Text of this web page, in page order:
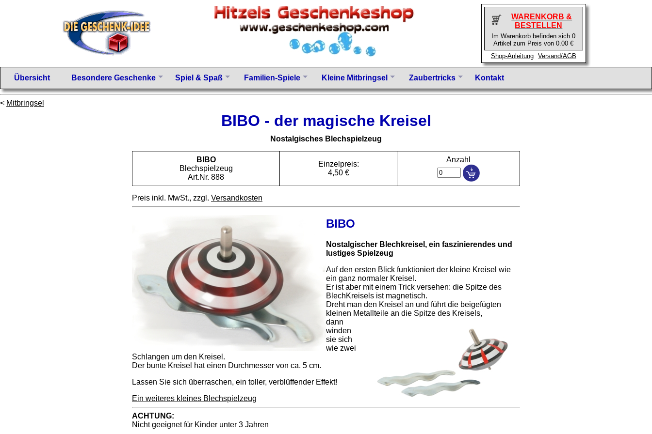
WARENKORB &
BESTELLEN
Im Warenkorb befinden sich 0
Artikel zum Preis von 0.00 €
Shop-Anleitung
Versand/AGB
Übersicht Besondere Geschenke Spiel & Spaß Familien-Spiele Kleine Mitbringsel Zaubertricks Kontakt
< Mitbringsel
BIBO - der magische Kreisel
Nostalgisches Blechspielzeug
BIBO
Blechspielzeug
Art.Nr. 888
Einzelpreis:
4,50 €
Anzahl
Preis inkl. MwSt., zzgl. Versandkosten
BIBO
Nostalgischer Blechkreisel, ein faszinierendes und
lustiges Spielzeug
Auf den ersten Blick funktioniert der kleine Kreisel wie
ein ganz normaler Kreisel.
Er ist aber mit einem Trick versehen: die Spitze des
BlechKreisels ist magnetisch.
Dreht man den Kreisel an und führt die beigefügten
kleinen Metallteile an die Spitze des Kreisels,
dann
winden
sie sich
wie zwei
Schlangen um den Kreisel.
Der bunte Kreisel hat einen Durchmesser von ca. 5 cm.
Lassen Sie sich überraschen, ein toller, verblüffender Effekt!
Ein weiteres kleines Blechspielzeug
ACHTUNG:
Nicht geeignet für Kinder unter 3 Jahren